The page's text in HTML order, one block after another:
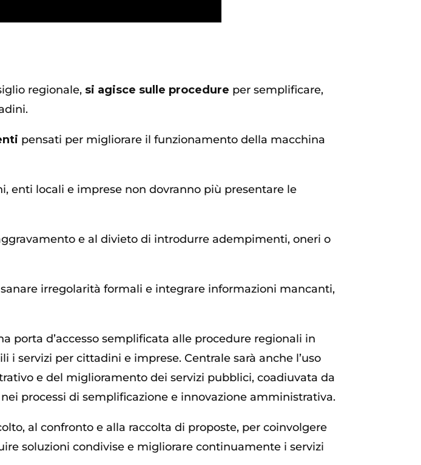
regionale, si agisce sulle procedure per semplificare,
pensati per migliorare il funzionamento della macchina
enti locali e imprese non dovranno più presentare le
e al divieto di introdurre adempimenti, oneri o
irregolarità formali e integrare informazioni mancanti,
porta d’accesso semplificata alle procedure regionali in
servizi per cittadini e imprese. Centrale sarà anche l’uso
e del miglioramento dei servizi pubblici, coadiuvata da
processi di semplificazione e innovazione amministrativa.
al confronto e alla raccolta di proposte, per coinvolgere
soluzioni condivise e migliorare continuamente i servizi